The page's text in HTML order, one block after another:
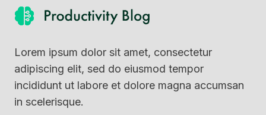
Lorem ipsum dolor sit amet, consectetur
adipiscing elit, sed do eiusmod tempor
incididunt ut labore et dolore magna accumsan
in scelerisque.